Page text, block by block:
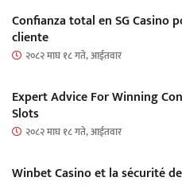
Confianza total en SG Casino
cliente
२०८२ माघ १८ गते, आईतवार
Expert Advice For Winning
Slots
२०८२ माघ १८ गते, आईतवार
Winbet Casino et la sécurité